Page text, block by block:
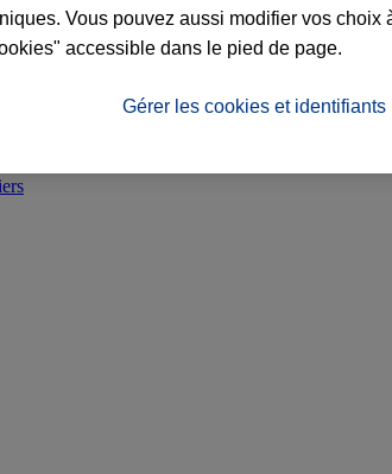
particuliers Protection juridique immobilière
Vous pouvez aussi modifier vos choix
accessible dans le pied de page.
Gérer les cookies et identifiants